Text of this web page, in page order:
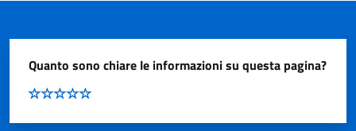
Quanto sono chiare le informazioni su questa pagina?